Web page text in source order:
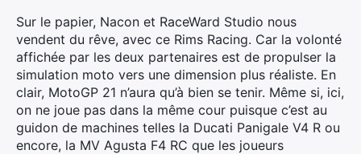
Sur le papier, Nacon et RaceWard Studio nous
vendent du rêve, avec ce Rims Racing. Car la volonté
affichée par les deux partenaires est de propulser la
simulation moto vers une dimension plus réaliste. En
clair, MotoGP 21 n’aura qu’à bien se tenir. Même si, ici,
on ne joue pas dans la même cour puisque c’est au
guidon de machines telles la Ducati Panigale V4 R ou
encore, la MV Agusta F4 RC que les joueurs